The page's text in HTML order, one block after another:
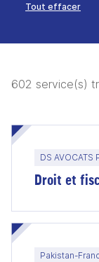
Tout effacer
602 service(s)
DS AVOCATS
Droit et
Pakistan-